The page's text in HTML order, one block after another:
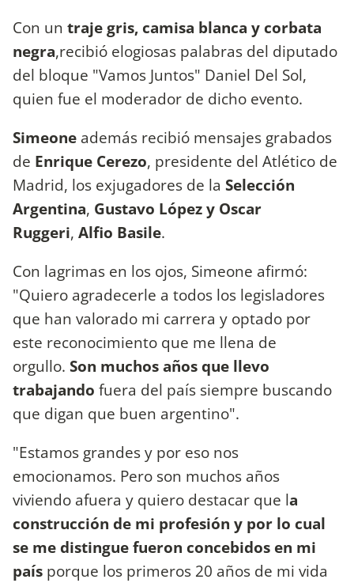
Con un traje gris, camisa blanca y corbata
negra,recibió elogiosas palabras del diputado
del bloque "Vamos Juntos" Daniel Del Sol,
quien fue el moderador de dicho evento.
Simeone además recibió mensajes grabados
de Enrique Cerezo, presidente del Atlético de
Madrid, los exjugadores de la Selección
Argentina, Gustavo López y Oscar
Ruggeri, Alfio Basile.
Con lagrimas en los ojos, Simeone afirmó:
"Quiero agradecerle a todos los legisladores
que han valorado mi carrera y optado por
este reconocimiento que me llena de
orgullo. Son muchos años que llevo
trabajando fuera del país siempre buscando
que digan que buen argentino".
"Estamos grandes y por eso nos
emocionamos. Pero son muchos años
viviendo afuera y quiero destacar que la
construcción de mi profesión y por lo cual
se me distingue fueron concebidos en mi
país porque los primeros 20 años de mi vida